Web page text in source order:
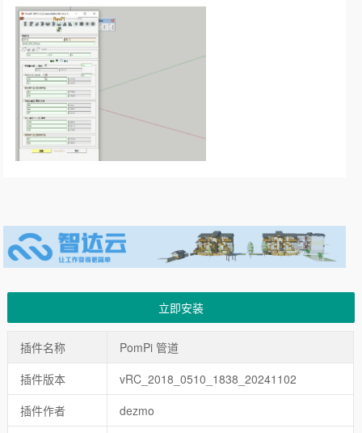
立即安装
插件名称
PomPi 管道
插件版本
vRC_2018_0510_1838_20241102
插件作者
dezmo